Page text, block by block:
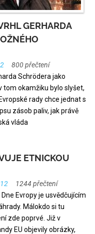
GERHARDA
2
800 přečtení
Schrödera jako
tom okamžiku bylo slyšet,
rady chce jednat s
zásob paliv, jak právě
vláda
ETNICKOU
12
1244 přečtení
Evropy je usvědčujícím
Málokdo si tu
zde poprvé. Již v
EU objevily obrázky,